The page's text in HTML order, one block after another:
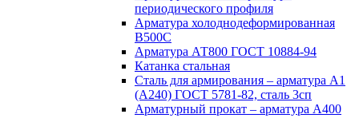
периодического профиля
Арматура холоднодеформированная
В500С
Арматура АТ800 ГОСТ 10884-94
Катанка стальная
Сталь для армирования – арматура А1
(А240) ГОСТ 5781-82, сталь 3сп
Арматурный прокат – арматура А400